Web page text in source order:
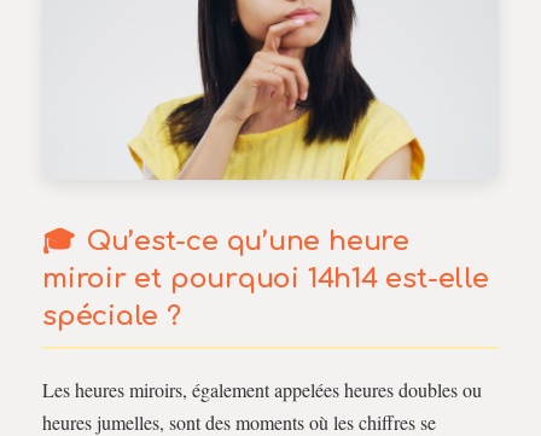
Qu’est-ce qu’une heure
miroir et pourquoi 14h14 est-elle
spéciale ?
Les heures miroirs, également appelées heures doubles ou
heures jumelles, sont des moments où les chiffres se